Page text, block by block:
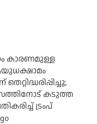
കാരണമുള്ള
തെറ്റിദ്ധരിപ്പിച്ചു;
കടുത്ത
ട്രംപ്